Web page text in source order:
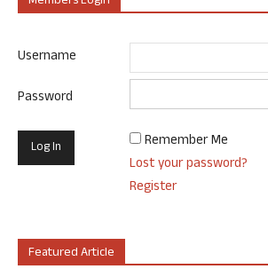
Username
Password
Remember Me
Lost your password?
Register
Featured Article